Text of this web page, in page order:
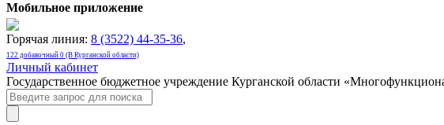
Мобильное приложение
Горячая линия: 8 (3522) 44-35-36,
122 добавочный 0 (В Курганской области)
Личный кабинет
Государственное бюджетное учреждение Курганской области